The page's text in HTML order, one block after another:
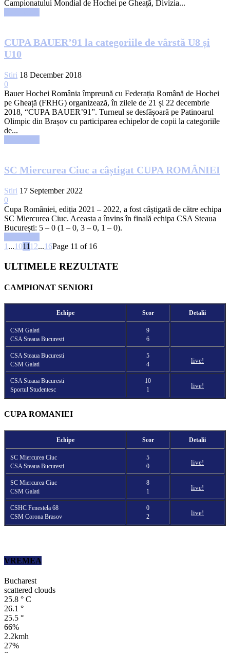
Campionatului Mondial de Hochei pe Gheață, Divizia...
CUPA BAUER’91 la categoriile de vârstă U8 și
U10
Stiri 18 December 2018
0
Bauer Hochei România împreună cu Federația Română de Hochei
pe Gheață (FRHG) organizează, în zilele de 21 și 22 decembrie
2018, “CUPA BAUER’91”. Turneul se desfășoară pe Patinoarul
Olimpic din Brașov cu participarea echipelor de copii la categoriile
de...
SC Miercurea Ciuc a câștigat CUPA ROMÂNIEI
Stiri 17 September 2022
0
Cupa României, ediția 2021 – 2022, a fost câștigată de către echipa
SC Miercurea Ciuc. Aceasta a învins în finală echipa CSA Steaua
București: 5 – 0 (1 – 0, 3 – 0, 1 – 0).
1 ...1011 12...16Page 11 of 16
ULTIMELE REZULTATE
CAMPIONAT SENIORI
Echipe Scor Detalii
CSM Galati
CSA Steaua Bucuresti
9
6
CSA Steaua Bucuresti
CSM Galati
5
4
live!
CSA Steaua Bucuresti
Sportul Studentesc
10
1
live!
CUPA ROMANIEI
Echipe Scor Detalii
SC Miercurea Ciuc
CSA Steaua Bucuresti
5
0
live!
SC Miercurea Ciuc
CSM Galati
8
1
live!
CSHC Fenestela 68
CSM Corona Brasov
0
2
live!
VREMEA
Bucharest
scattered clouds
25.8 ° C
26.1 °
25.5 °
66%
2.2kmh
27%